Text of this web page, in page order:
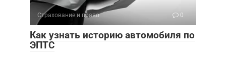
Страхование и право 0
Как узнать историю автомобиля по
ЭПТС